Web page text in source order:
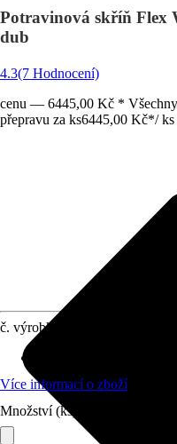
Potravinová skříň Flex
dub
4.3(7 Hodnocení)
cenu — 6445,00 Kč *
přepravu za ks6445,00 Kč*/ ks
č. výrobku
50
Více informací o zboží
Množství (ks)